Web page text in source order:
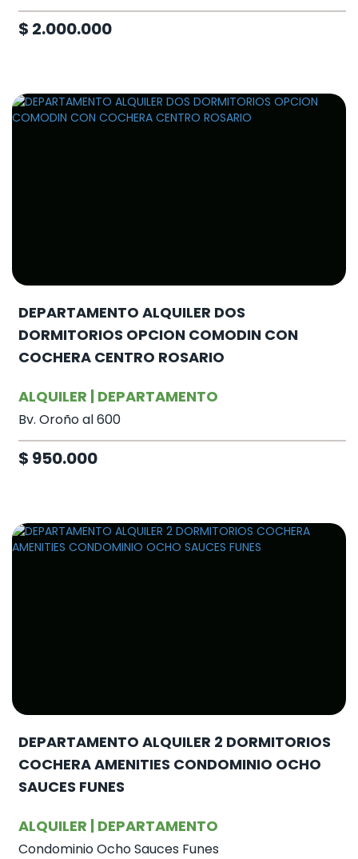
$ 2.000.000
DEPARTAMENTO ALQUILER DOS
DORMITORIOS OPCION COMODIN CON
COCHERA CENTRO ROSARIO
ALQUILER | DEPARTAMENTO
Bv. Oroño al 600
$ 950.000
DEPARTAMENTO ALQUILER 2 DORMITORIOS
COCHERA AMENITIES CONDOMINIO OCHO
SAUCES FUNES
ALQUILER | DEPARTAMENTO
Condominio Ocho Sauces Funes